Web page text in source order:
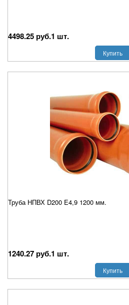
4498.25 руб.1 шт.
Купить
Труба НПВХ D200 E4,9 1200 мм.
1240.27 руб.1 шт.
Купить